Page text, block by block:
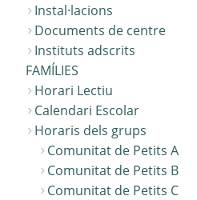
Instal·lacions
Documents de centre
Instituts adscrits
FAMÍLIES
Horari Lectiu
Calendari Escolar
Horaris dels grups
Comunitat de Petits A
Comunitat de Petits B
Comunitat de Petits C